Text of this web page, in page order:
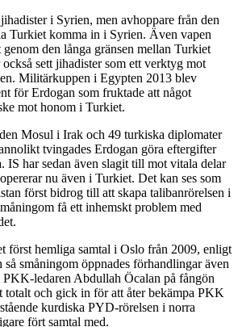
i Syrien, men avhoppare från den
Turkiet komma in i Syrien. Även vapen
den långa gränsen mellan Turkiet
sett jihadister som ett verktyg mot
Militärkuppen i Egypten 2013 blev
för Erdogan som fruktade att något
mot honom i Turkiet.
Mosul i Irak och 49 turkiska diplomater
tvingades Erdogan göra eftergifter
IS har sedan även slagit till mot vitala delar
nu även i Turkiet. Det kan ses som
först bidrog till att skapa talibanrörelsen i
få ett inhemskt problem med
först hemliga samtal i Oslo från 2009, enligt
småningom öppnades förhandlingar även
ledaren Abdullah Öcalan på fångön
totalt och gick in för att åter bekämpa PKK
kurdiska PYD-rörelsen i norra
fört samtal med.